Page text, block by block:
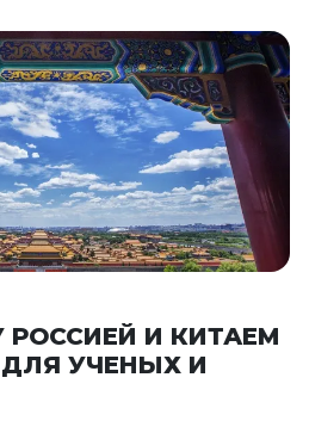
И КИТАЕМ
УЧЕНЫХ И